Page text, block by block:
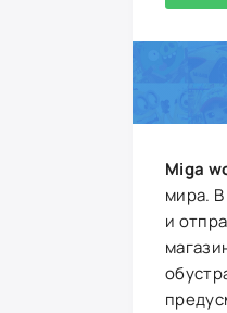
Miga
мира.
и